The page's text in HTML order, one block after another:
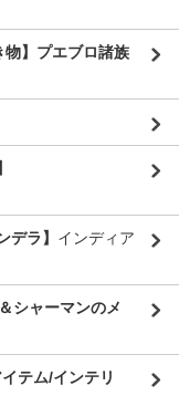
】プエブロ諸族
ラ】 インディア
シャーマンのメ
テム/インテリ